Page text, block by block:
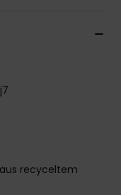
recyceltem